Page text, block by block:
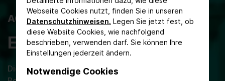
Webseite Cookies nutzt, finden Sie in unseren
Datenschutzhinweisen. Legen Sie jetzt fest, ob
diese Website Cookies, wie nachfolgend
beschrieben, verwenden darf. Sie können Ihre
Einstellungen jederzeit ändern.
Notwendige Cookies
ACHEMA
Events
Die ACHEMA ist auch Heimat und Schauplatz einer